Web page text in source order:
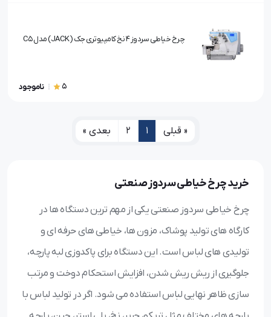
چرخ خیاطی سردوز 4 نخ کامپیوتری جک (JACK) مدل C5
5 ناموجود
« قبلی 1
2 بعدی »
خرید چرخ خیاطی سردوز صنعتی
چرخ خیاطی سردوز صنعتی یکی از مهم‌ ترین دستگاه‌ ها در
کارگاه‌ های تولید پوشاک، مزون‌ ها، خیاطی‌ های حرفه‌ ای و
تولیدی‌ های لباس است. این دستگاه برای پاکدوزی لبه پارچه،
جلوگیری از ریش‌ ریش شدن، افزایش استحکام دوخت و مرتب‌
سازی ظاهر نهایی لباس استفاده می‌ شود. اگر در تولید لباس با